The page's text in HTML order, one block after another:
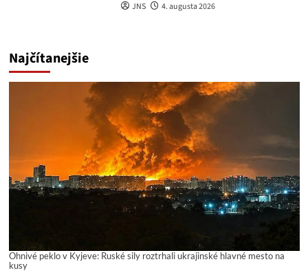
JNS 4. augusta 2026
Najčítanejšie
Ohnivé peklo v Kyjeve: Ruské sily roztrhali ukrajinské hlavné mesto na
kusy